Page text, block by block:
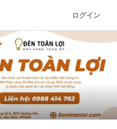
ログイン